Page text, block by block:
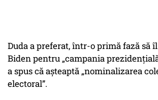
Duda a preferat, într-o primă fază să
Biden pentru „campania
a spus că așteaptă „nominalizarea
electoral”.